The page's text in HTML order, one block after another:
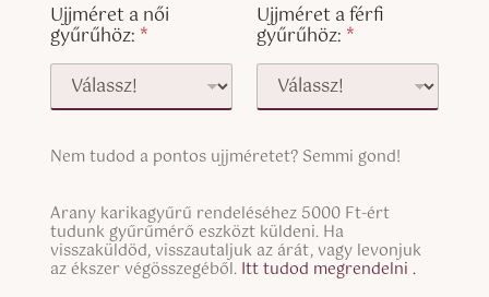
Ujjméret a női
gyűrűhöz: *
Ujjméret a férfi
gyűrűhöz: *
S
g
l
e
L
Nem tudod a pontos ujjméretet? Semmi gond!
S
i
n
g
Arany karikagyűrű rendeléséhez 5000 Ft-ért
tudunk gyűrűmérő eszközt küldeni. Ha
visszaküldöd, visszautaljuk az árát, vagy levonjuk
az ékszer végösszegéből. Itt tudod megrendelni .